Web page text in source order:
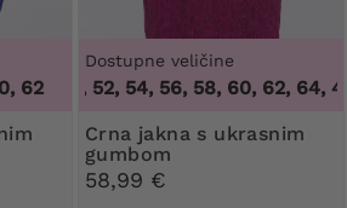
62
Dostupne veličine
48, 50, 52, 54, 56, 58, 60, 62, 64,
Crna jakna s ukrasnim
gumbom
58,99 €